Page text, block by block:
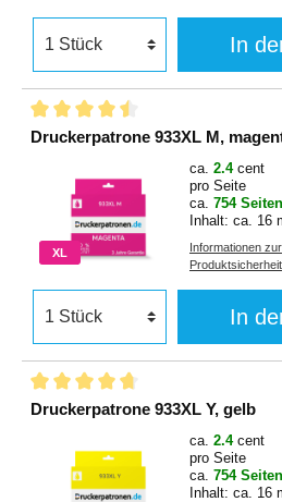
In
Druckerpatrone 933XL M,
XL
ca. 2.4 cent
pro Seite
ca. 754 Seiten
Inhalt: ca. 16
Informationen zur
Produktsicherheit
In
Druckerpatrone 933XL Y, gelb
ca. 2.4 cent
pro Seite
ca. 754 Seiten
Inhalt: ca. 16